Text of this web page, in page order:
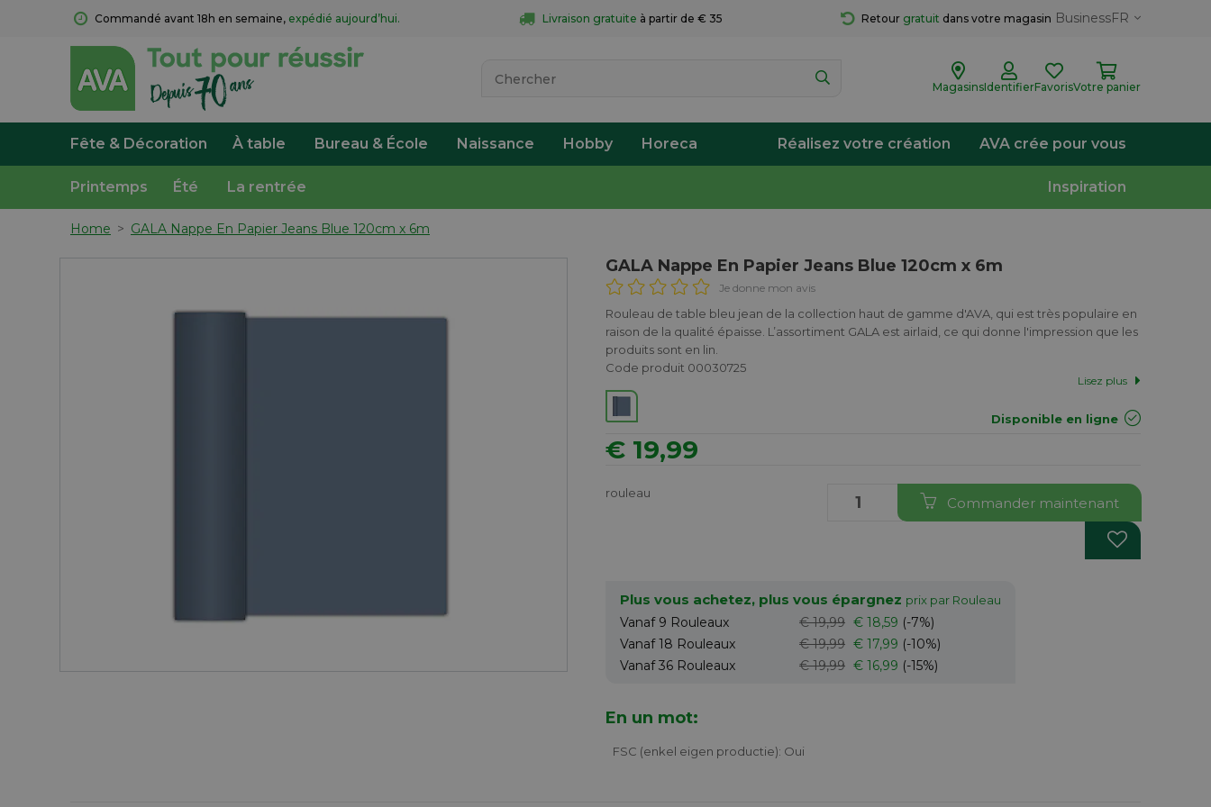
Commandé avant 18h en semaine, expédié aujourd’hui. Livraison gratuite à partir de € 35 Retour gratuit dans votre magasin BusinessFR
MagasinsIdentifierFavorisVotre panier
Fête & Décoration À table Bureau & École Naissance Hobby Horeca Réalisez votre création AVA crée pour vous
Printemps Été La rentrée Inspiration
Home > GALA Nappe En Papier Jeans Blue 120cm x 6m
GALA Nappe En Papier Jeans Blue 120cm x 6m
Je donne mon avis
Rouleau de table bleu jean de la collection haut de gamme d'AVA, qui est très populaire en
raison de la qualité épaisse. L’assortiment GALA est airlaid, ce qui donne l'impression que les
produits sont en lin.
Code produit 00030725
Lisez plus
Disponible en ligne
€ 19,99
rouleau
Commander maintenant
Plus vous achetez, plus vous épargnez prix par Rouleau
Vanaf 9 Rouleaux € 19,99 € 18,59 (-7%)
Vanaf 18 Rouleaux € 19,99 € 17,99 (-10%)
Vanaf 36 Rouleaux € 19,99 € 16,99 (-15%)
En un mot:
FSC (enkel eigen productie): Oui